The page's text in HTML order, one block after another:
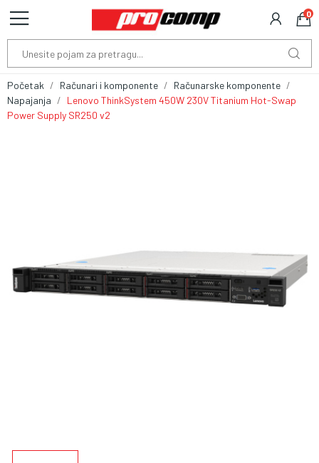
0
Početak Računari i komponente
Računarske komponente
Napajanja
Lenovo ThinkSystem 450W 230V Titanium Hot-Swap
Power Supply SR250 v2